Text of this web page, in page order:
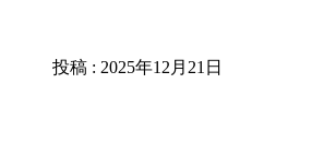
投稿 : 2025年12月21日